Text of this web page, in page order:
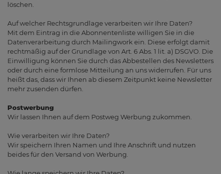
löschen.
Auf welcher Rechtsgrundlage verarbeiten wir Ihre Daten?
Mit dem Eintrag in die Abonnentenliste willigen Sie in die
Datenverarbeitung durch Mailingwork ein. Diese erfolgt damit
rechtmäßig auf der Grundlage von Art. 6 Abs. 1 lit. a) DSGVO. Die
Einwilligung können Sie durch das Abbestellen des Newsletters
oder durch eine formlose Mitteilung an uns widerrufen. Für uns
heißt das, dass wir Ihnen ab diesem Zeitpunkt keine Newsletter
mehr zusenden dürfen.
Postwerbung
Wir lassen Ihnen auf dem Postweg Werbung zukommen.
Wie verarbeiten wir Ihre Daten?
Wir speichern Ihren Namen und Ihre Anschrift und nutzen
beides für den Versand von Werbung.